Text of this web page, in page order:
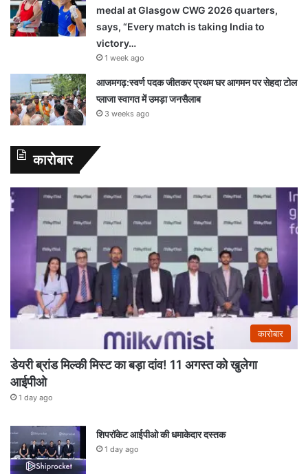
medal at Glasgow CWG 2026 quarters,
says, “Every match is taking India to
victory…
1 week ago
आजमगढ़:स्वर्ण पदक जीतकर प्रथम घर आगमन पर सेहदा टोल
प्लाजा स्वागत में उमड़ा जनसैलाब
3 weeks ago
कारोबार
कारोबार
डेयरी ब्रांड मिल्की मिस्ट का बड़ा दांव! 11 अगस्त को खुलेगा
आईपीओ
1 day ago
शिपरॉकेट आईपीओ की धमाकेदार दस्तक
1 day ago